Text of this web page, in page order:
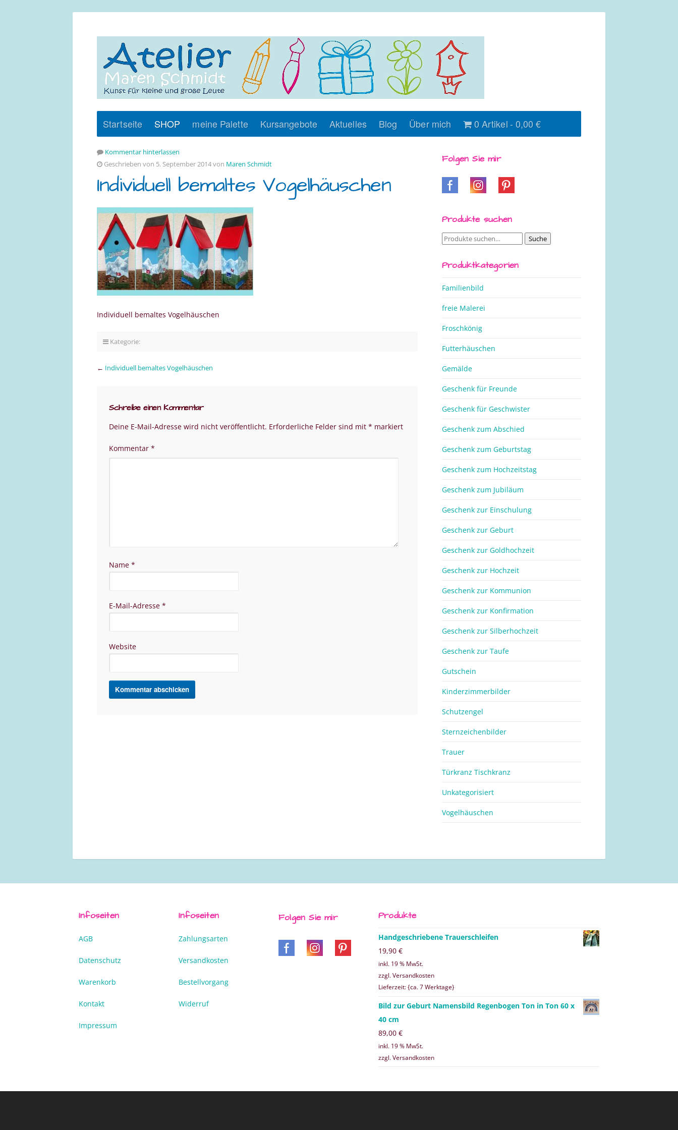
Startseite SHOP meine Palette Kursangebote Aktuelles Blog Über mich 0 Artikel 0,00 €
Kommentar hinterlassen
Geschrieben von 5. September 2014 von Maren Schmidt
Individuell bemaltes Vogelhäuschen
Individuell bemaltes Vogelhäuschen
Kategorie:
← Individuell bemaltes Vogelhäuschen
Schreibe einen Kommentar
Deine E-Mail-Adresse wird nicht veröffentlicht. Erforderliche Felder sind mit * markiert
Kommentar *
Name *
E-Mail-Adresse *
Website
Folgen Sie mir
Produkte suchen
Suche
Suche
Produktkategorien
Familienbild
freie Malerei
Froschkönig
Futterhäuschen
Gemälde
Geschenk für Freunde
Geschenk für Geschwister
Geschenk zum Abschied
Geschenk zum Geburtstag
Geschenk zum Hochzeitstag
Geschenk zum Jubiläum
Geschenk zur Einschulung
Geschenk zur Geburt
Geschenk zur Goldhochzeit
Geschenk zur Hochzeit
Geschenk zur Kommunion
Geschenk zur Konfirmation
Geschenk zur Silberhochzeit
Geschenk zur Taufe
Gutschein
Kinderzimmerbilder
Schutzengel
Sternzeichenbilder
Trauer
Türkranz Tischkranz
Unkategorisiert
Vogelhäuschen
Infoseiten
AGB
Datenschutz
Warenkorb
Kontakt
Impressum
Infoseiten
Zahlungsarten
Versandkosten
Bestellvorgang
Widerruf
Folgen Sie mir Produkte
Handgeschriebene Trauerschleifen
19,90 €
inkl. 19 % MwSt.
zzgl. Versandkosten
Lieferzeit: {ca. 7 Werktage}
Bild zur Geburt Namensbild Regenbogen Ton in Ton 60 x
40 cm
89,00 €
inkl. 19 % MwSt.
zzgl. Versandkosten